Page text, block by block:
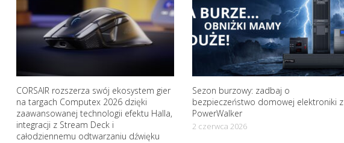
CORSAIR rozszerza swój ekosystem gier
na targach Computex 2026 dzięki
zaawansowanej technologii efektu Halla,
integracji z Stream Deck i
całodziennemu odtwarzaniu dźwięku
Sezon burzowy: zadbaj o
bezpieczeństwo domowej elektroniki z
PowerWalker
2 czerwca 2026